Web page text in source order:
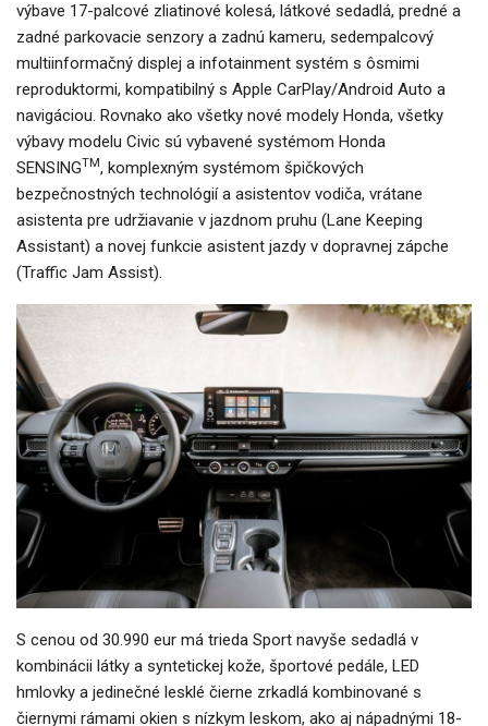
výbave 17-palcové zliatinové kolesá, látkové sedadlá, predné a
zadné parkovacie senzory a zadnú kameru, sedempalcový
multiinformačný displej a infotainment systém s ôsmimi
reproduktormi, kompatibilný s Apple CarPlay/Android Auto a
navigáciou. Rovnako ako všetky nové modely Honda, všetky
výbavy modelu Civic sú vybavené systémom Honda
SENSINGTM, komplexným systémom špičkových
bezpečnostných technológií a asistentov vodiča, vrátane
asistenta pre udržiavanie v jazdnom pruhu (Lane Keeping
Assistant) a novej funkcie asistent jazdy v dopravnej zápche
(Traffic Jam Assist).
S cenou od 30.990 eur má trieda Sport navyše sedadlá v
kombinácii látky a syntetickej kože, športové pedále, LED
hmlovky a jedinečné lesklé čierne zrkadlá kombinované s
čiernymi rámami okien s nízkym leskom, ako aj nápadnými 18-